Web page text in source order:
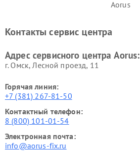
Aorus
Контакты сервис центра
Адрес сервисного центра Aorus:
г. Омск, ​Лесной проезд, 11
Горячая линия:
+7 (381) 267-81-50
Контактный телефон:
8 (800) 101-01-54
Электронная почта:
info@aorus-fix.ru